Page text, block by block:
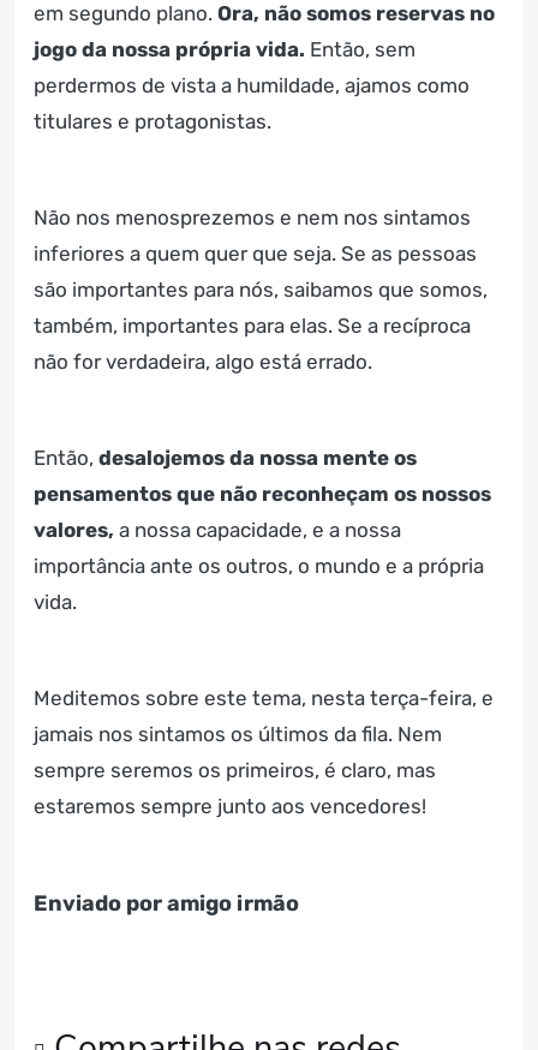
em segundo plano. Ora, não somos reservas no
jogo da nossa própria vida. Então, sem
perdermos de vista a humildade, ajamos como
titulares e protagonistas.
Não nos menosprezemos e nem nos sintamos
inferiores a quem quer que seja. Se as pessoas
são importantes para nós, saibamos que somos,
também, importantes para elas. Se a recíproca
não for verdadeira, algo está errado.
Então, desalojemos da nossa mente os
pensamentos que não reconheçam os nossos
valores, a nossa capacidade, e a nossa
importância ante os outros, o mundo e a própria
vida.
Meditemos sobre este tema, nesta terça-feira, e
jamais nos sintamos os últimos da fila. Nem
sempre seremos os primeiros, é claro, mas
estaremos sempre junto aos vencedores!
Enviado por amigo irmão